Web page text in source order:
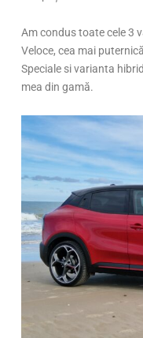
Am condus toate cele 3
Veloce, cea mai
Speciale si varianta
mea din gamă.